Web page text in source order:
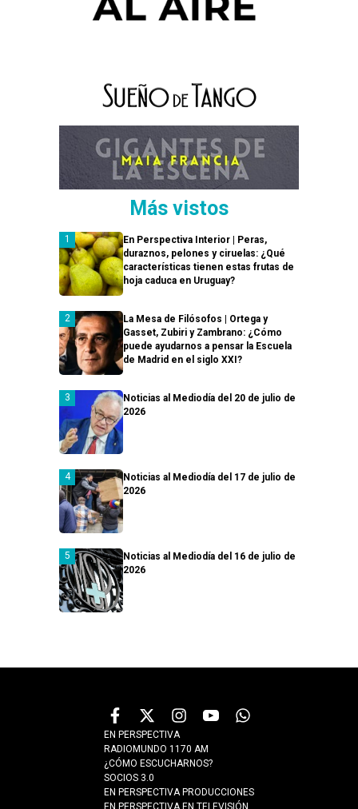
Más vistos
En Perspectiva Interior | Peras,
duraznos, pelones y ciruelas: ¿Qué
características tienen estas frutas de
hoja caduca en Uruguay?
La Mesa de Filósofos | Ortega y
Gasset, Zubiri y Zambrano: ¿Cómo
puede ayudarnos a pensar la Escuela
de Madrid en el siglo XXI?
Noticias al Mediodía del 20 de julio de
2026
Noticias al Mediodía del 17 de julio de
2026
Noticias al Mediodía del 16 de julio de
2026
EN PERSPECTIVA
RADIOMUNDO 1170 AM
¿CÓMO ESCUCHARNOS?
SOCIOS 3.0
EN PERSPECTIVA PRODUCCIONES
EN PERSPECTIVA EN TELEVISIÓN